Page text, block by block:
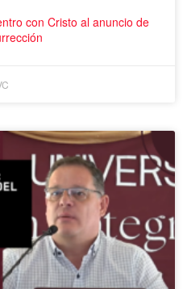
con Cristo al anuncio de